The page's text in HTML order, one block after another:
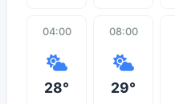
04:00
28°
08:00
29°